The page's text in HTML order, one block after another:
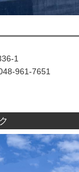
1
961-7651